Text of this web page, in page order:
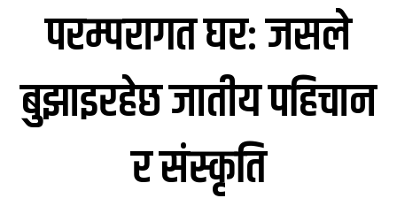
परम्परागत घरः जसले
बुझाइरहेछ जातीय पहिचान
र संस्कृति